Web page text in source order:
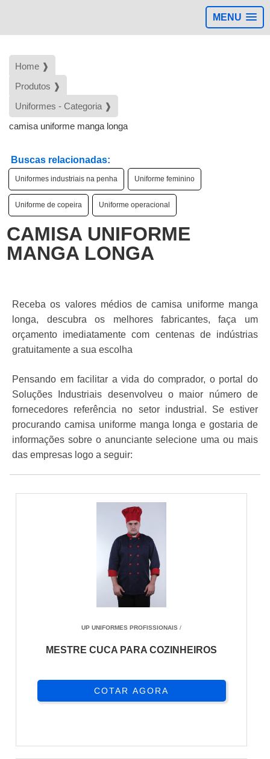
MENU
Home ❱
Produtos ❱
Uniformes - Categoria ❱
camisa uniforme manga longa
Buscas relacionadas:
Uniformes industriais na penha Uniforme feminino
Uniforme de copeira Uniforme operacional
CAMISA UNIFORME
MANGA LONGA
Receba os valores médios de camisa uniforme manga
longa, descubra os melhores fabricantes, faça um
orçamento imediatamente com centenas de indústrias
gratuitamente a sua escolha
Pensando em facilitar a vida do comprador, o portal do
Soluções Industriais desenvolveu o maior número de
fornecedores referência no setor industrial. Se estiver
procurando camisa uniforme manga longa e gostaria de
informações sobre o anunciante selecione uma ou mais
das empresas logo a seguir:
UP UNIFORMES PROFISSIONAIS /
MESTRE CUCA PARA COZINHEIROS
COTAR AGORA